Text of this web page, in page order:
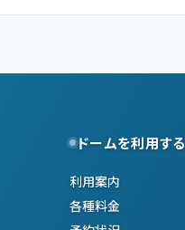
ドームを利用する
利用案内
各種料金